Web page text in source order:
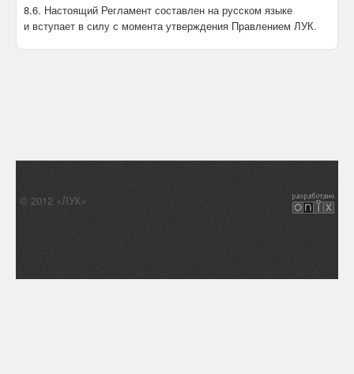
8.6. Настоящий Регламент составлен на русском языке
и вступает в силу с момента утверждения Правлением ЛУК.
© 2012 «ЛУК»